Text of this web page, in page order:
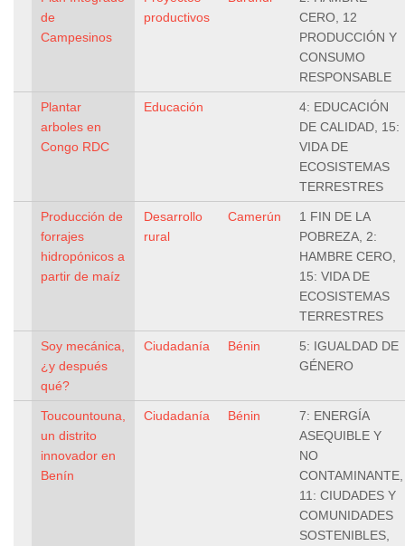
de
Campesinos
productivos
CERO, 12
PRODUCCIÓN Y
CONSUMO
RESPONSABLE
Plantar
arboles en
Congo RDC
Educación
4: EDUCACIÓN
DE CALIDAD, 15:
VIDA DE
ECOSISTEMAS
TERRESTRES
Producción de
forrajes
hidropónicos a
partir de maíz
Desarrollo
rural
Camerún
1 FIN DE LA
POBREZA, 2:
HAMBRE CERO,
15: VIDA DE
ECOSISTEMAS
TERRESTRES
Soy mecánica,
¿y después
qué?
Ciudadanía Bénin
5: IGUALDAD DE
GÉNERO
Toucountouna,
un distrito
innovador en
Benín
Ciudadanía Bénin
7: ENERGÍA
ASEQUIBLE Y
NO
CONTAMINANTE,
11: CIUDADES Y
COMUNIDADES
SOSTENIBLES,